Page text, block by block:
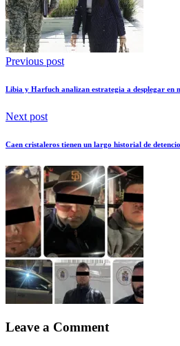
Previous post
Libia y Harfuch analizan estrategia a desplegar en
Next post
Caen cristaleros tienen un largo historial de
Leave a Comment